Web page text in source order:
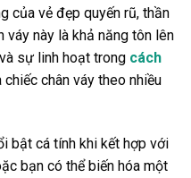
của vẻ đẹp quyến rũ, thần
này là khả năng tôn lên
sự linh hoạt trong cách
chân váy theo nhiều
bật cá tính khi kết hợp với
bạn có thể biến hóa một